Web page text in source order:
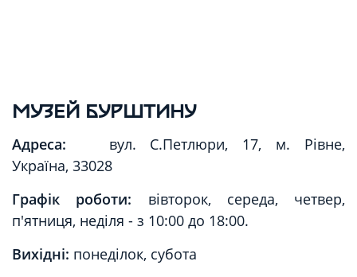
МУЗЕЙ БУРШТИНУ
Адреса: вул. С.Петлюри, 17, м. Рівне,
Україна, 33028
Графік роботи: вівторок, середа, четвер,
п'ятниця, неділя - з 10:00 до 18:00.
Вихідні: понеділок, субота